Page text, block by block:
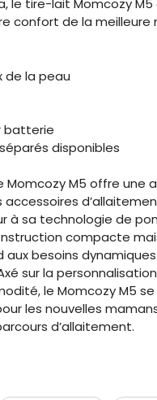
le tire-lait Momcozy M5
confort de la meilleure
de la peau
batterie
disponibles
M5 offre une
à sa technologie de
compacte
aux besoins
sur la
le Momcozy M5
les nouvelles
d’allaitement.